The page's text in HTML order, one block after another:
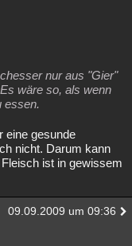
nur aus "Gier"
wäre so, als wenn
essen.
eine gesunde
nicht. Darum kann
ist in gewissem
09.09.2009 um 09:36